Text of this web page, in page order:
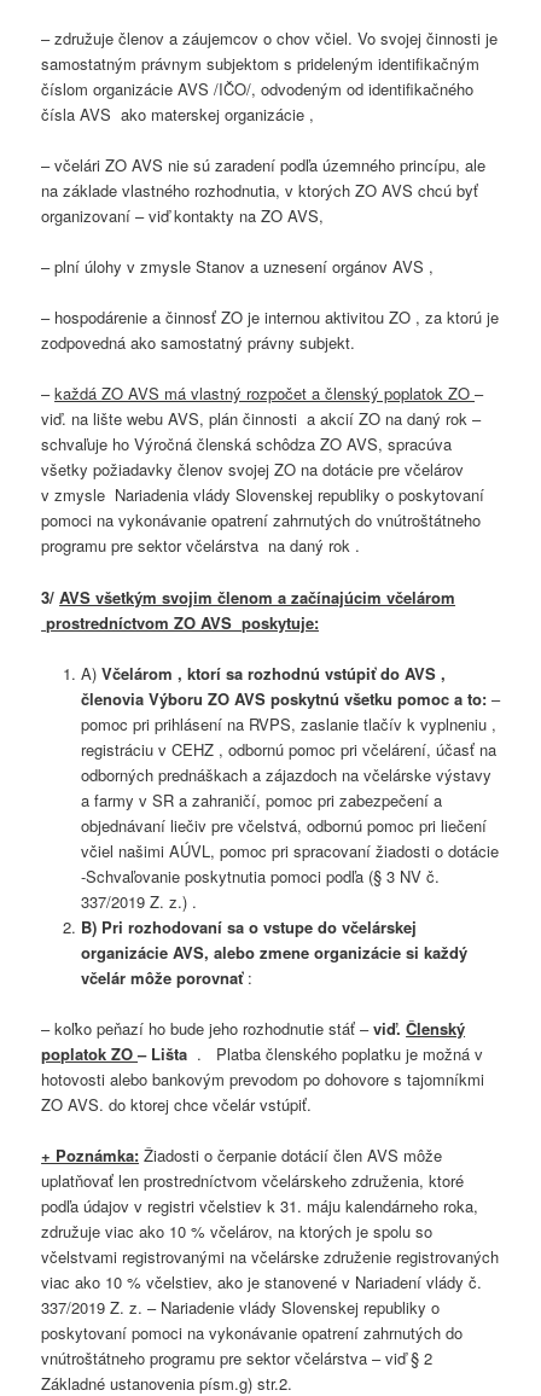
– združuje členov a záujemcov o chov včiel. Vo svojej činnosti je
samostatným právnym subjektom s prideleným identifikačným
číslom organizácie AVS /IČO/, odvodeným od identifikačného
čísla AVS ako materskej organizácie ,
– včelári ZO AVS nie sú zaradení podľa územného princípu, ale
na základe vlastného rozhodnutia, v ktorých ZO AVS chcú byť
organizovaní – viď kontakty na ZO AVS,
– plní úlohy v zmysle Stanov a uznesení orgánov AVS ,
– hospodárenie a činnosť ZO je internou aktivitou ZO , za ktorú je
zodpovedná ako samostatný právny subjekt.
–každá ZO AVS má vlastný rozpočet a členský poplatok ZO–
viď. na lište webu AVS, plán činnosti a akcií ZO na daný rok –
schvaľuje ho Výročná členská schôdza ZO AVS, spracúva
všetky požiadavky členov svojej ZO na dotácie pre včelárov
v zmysle Nariadenia vlády Slovenskej republiky o poskytovaní
pomoci na vykonávanie opatrení zahrnutých do vnútroštátneho
programu pre sektor včelárstva na daný rok .
3/AVS všetkým svojim členom a začínajúcim včelárom
prostredníctvom ZO AVS poskytuje:
A) Včelárom , ktorí sa rozhodnú vstúpiť do AVS ,
členovia Výboru ZO AVS poskytnú všetku pomoc a to: –
pomoc pri prihlásení na RVPS, zaslanie tlačív k vyplneniu ,
registráciu v CEHZ , odbornú pomoc pri včelárení, účasť na
odborných prednáškach a zájazdoch na včelárske výstavy
a farmy v SR a zahraničí, pomoc pri zabezpečení a
objednávaní liečiv pre včelstvá, odbornú pomoc pri liečení
včiel našimi AÚVL, pomoc pri spracovaní žiadosti o dotácie
-Schvaľovanie poskytnutia pomoci podľa (§ 3 NV č.
337/2019 Z. z.) .
B) Pri rozhodovaní sa o vstupe do včelárskej
organizácie AVS, alebo zmene organizácie si každý
včelár môže porovnať:
– koľko peňazí ho bude jeho rozhodnutie stáť –viď.Členský
poplatok ZO– Lišta . Platba členského poplatku je možná v
hotovosti alebo bankovým prevodom po dohovore s tajomníkmi
ZO AVS. do ktorej chce včelár vstúpiť.
+ Poznámka: Žiadosti o čerpanie dotácií člen AVS môže
uplatňovať len prostredníctvom včelárskeho združenia, ktoré
podľa údajov v registri včelstiev k 31. máju kalendárneho roka,
združuje viac ako 10 % včelárov, na ktorých je spolu so
včelstvami registrovanými na včelárske združenie registrovaných
viac ako 10 % včelstiev, ako je stanovené v Nariadení vlády č.
337/2019 Z. z. – Nariadenie vlády Slovenskej republiky o
poskytovaní pomoci na vykonávanie opatrení zahrnutých do
vnútroštátneho programu pre sektor včelárstva – viď § 2
Základné ustanovenia písm.g) str.2.